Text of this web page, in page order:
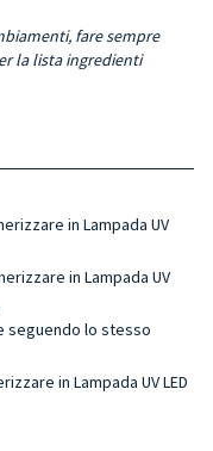
fare sempre
la lista ingredienti
in Lampada UV
in Lampada UV
seguendo lo stesso
in Lampada UV LED